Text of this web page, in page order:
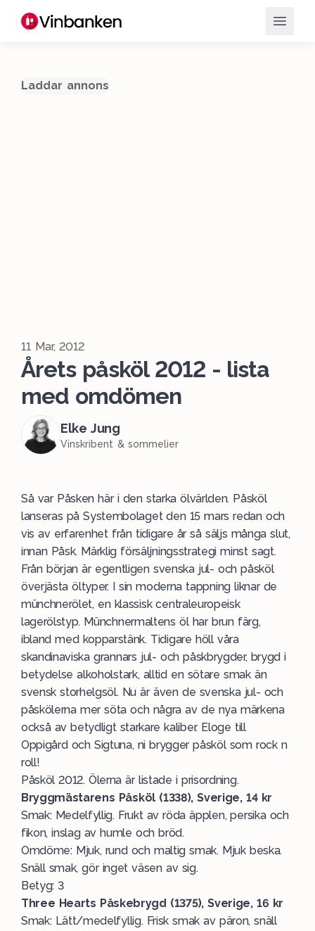
Laddar annons
11 Mar, 2012
Årets påsköl 2012 - lista
med omdömen
Elke Jung
Vinskribent & sommelier
Så var Påsken här i den starka ölvärlden. Påsköl
lanseras på Systembolaget den 15 mars redan och
vis av erfarenhet från tidigare år så säljs många slut,
innan Påsk. Märklig försäljningsstrategi minst sagt.
Från början är egentligen svenska jul- och påsköl
överjästa öltyper. I sin moderna tappning liknar de
münchnerölet, en klassisk centraleuropeisk
lagerölstyp. Münchnermaltens öl har brun färg,
ibland med kopparstänk. Tidigare höll våra
skandinaviska grannars jul- och påskbrygder, brygd i
betydelse alkoholstark, alltid en sötare smak än
svensk storhelgsöl. Nu är även de svenska jul- och
påskölerna mer söta och några av de nya märkena
också av betydligt starkare kaliber. Eloge till
Oppigård och Sigtuna, ni brygger påsköl som rock n
roll!
Påsköl 2012. Ölerna är listade i prisordning.
Bryggmästarens Påsköl (1338), Sverige, 14 kr
Smak: Medelfyllig. Frukt av röda äpplen, persika och
fikon, inslag av humle och bröd.
Omdöme: Mjuk, rund och maltig smak. Mjuk beska.
Snäll smak, gör inget väsen av sig.
Betyg: 3
Three Hearts Påskebrygd (1375), Sverige, 16 kr
Smak: Lätt/medelfyllig. Frisk smak av päron, snäll